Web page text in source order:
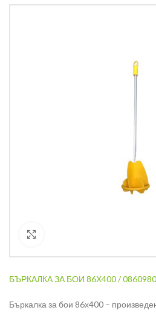
БЪРКАЛКА ЗА БОИ 86Х400 /
Бъркалка за бои 86х400 –